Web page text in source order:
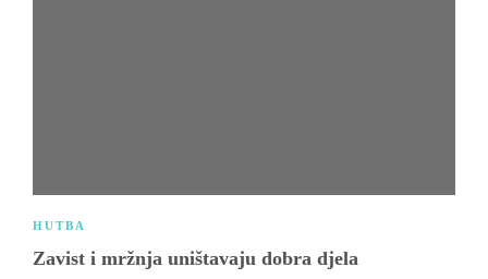
HUTBA
Zavist i mržnja uništavaju dobra djela